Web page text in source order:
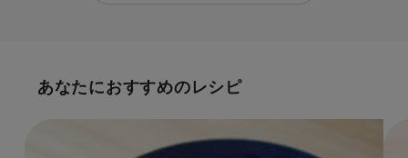
あなたにおすすめのレシピ